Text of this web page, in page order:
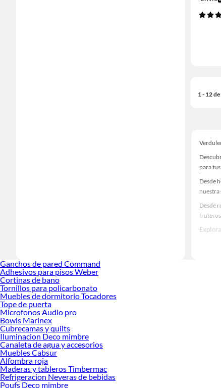
1 - 12
para
Desde
nuestra
Desde
Ganchos de pared Command
Adhesivos para pisos Weber
Cortinas de bano
Tornillos para policarbonato
Muebles de dormitorio Tocadores
Tope de puerta
Microfonos Audio pro
Bowls Marinex
Cubrecamas y quilts
Iluminacion Deco mimbre
Canaleta de agua y accesorios
Muebles Cabsur
Alfombra roja
Maderas y tableros Timbermac
Refrigeracion Neveras de bebidas
Poufs Deco mimbre